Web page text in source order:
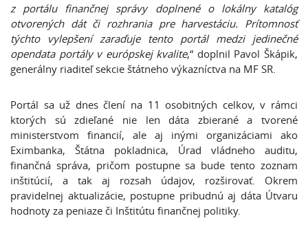
z portálu finančnej správy doplnené o lokálny katalóg
otvorených dát či rozhrania pre harvestáciu. Prítomnosť
týchto vylepšení zaraďuje tento portál medzi jedinečné
opendata portály v európskej kvalite,“ doplnil Pavol Škápik,
generálny riaditeľ sekcie štátneho výkazníctva na MF SR.
Portál sa už dnes člení na 11 osobitných celkov, v rámci
ktorých sú zdieľané nie len dáta zbierané a tvorené
ministerstvom financií, ale aj inými organizáciami ako
Eximbanka, Štátna pokladnica, Úrad vládneho auditu,
finančná správa, pričom postupne sa bude tento zoznam
inštitúcií, a tak aj rozsah údajov, rozširovať. Okrem
pravidelnej aktualizácie, postupne pribudnú aj dáta Útvaru
hodnoty za peniaze či Inštitútu finančnej politiky.